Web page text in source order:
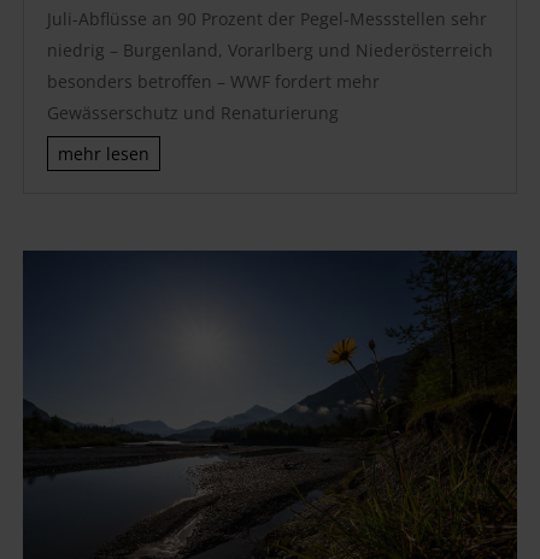
Juli-Abflüsse an 90 Prozent der Pegel-Messstellen sehr
niedrig – Burgenland, Vorarlberg und Niederösterreich
besonders betroffen – WWF fordert mehr
Gewässerschutz und Renaturierung
mehr lesen